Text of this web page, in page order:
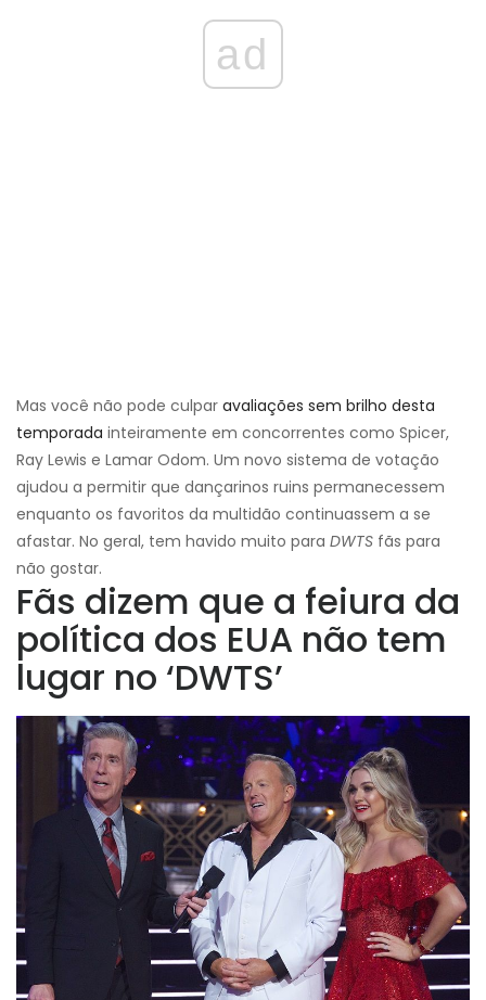
ad
Mas você não pode culpar avaliações sem brilho desta
temporada inteiramente em concorrentes como Spicer,
Ray Lewis e Lamar Odom. Um novo sistema de votação
ajudou a permitir que dançarinos ruins permanecessem
enquanto os favoritos da multidão continuassem a se
afastar. No geral, tem havido muito para DWTS fãs para
não gostar.
Fãs dizem que a feiura da
política dos EUA não tem
lugar no ‘DWTS’